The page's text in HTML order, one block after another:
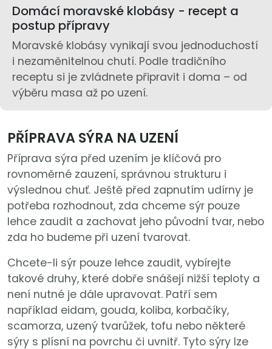
Domácí moravské klobásy - recept a
postup přípravy
Moravské klobásy vynikají svou jednoduchostí
i nezaměnitelnou chutí. Podle tradičního
receptu si je zvládnete připravit i doma – od
výběru masa až po uzení.
PŘÍPRAVA SÝRA NA UZENÍ
Příprava sýra před uzením je klíčová pro
rovnoměrné zauzení, správnou strukturu i
výslednou chuť. Ještě před zapnutím udírny je
potřeba rozhodnout, zda chceme sýr pouze
lehce zaudit a zachovat jeho původní tvar, nebo
zda ho budeme při uzení tvarovat.
Chcete-li sýr pouze lehce zaudit, vybírejte
takové druhy, které dobře snášejí nižší teploty a
není nutné je dále upravovat. Patří sem
například eidam, gouda, koliba, korbačíky,
scamorza, uzený tvarůžek, tofu nebo některé
sýry s plísní na povrchu či uvnitř. Tyto sýry lze